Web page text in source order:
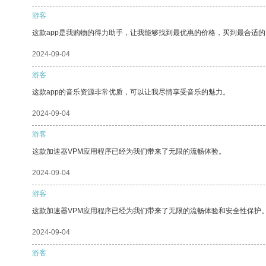
游客
这款app是我购物的得力助手，让我能够找到最优惠的价格，买到最合适的
2024-09-04
游客
这款app的音乐资源非常优质，可以让我尽情享受音乐的魅力。
2024-09-04
游客
这款加速器VPM应用程序已经为我们带来了无限的流畅体验。
2024-09-04
游客
这款加速器VPM应用程序已经为我们带来了无限的流畅体验和安全性保护。
2024-09-04
游客